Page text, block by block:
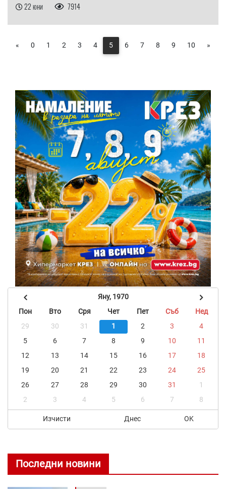
22 юни 7914
« 0 1 2 3 4 5 6 7 8 9 10 »
Яну, 1970
Пон
Вто Сря Чет Пет Съб
Нед
29
30 31 1 2 3
4
5
6 7 8 9 10
11
12
13 14 15 16 17
18
19
20 21 22 23 24
25
26
27 28 29 30 31
1
2
3 4 5 6 7 8
Изчисти Днес OK
Последни новини